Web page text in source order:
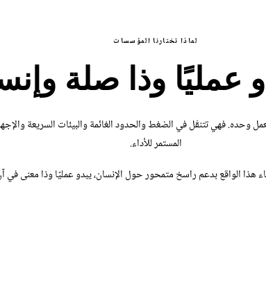
لماذا تختارنا المؤسسات
عمليًا وذا صلة
وحده. فهي تتنقّل في الضغط والحدود الغائمة والبيئات السريعة
المستمر للأداء.
هذا الواقع بدعم راسخ متمحور حول الإنسان، يبدو عمليًا وذا معنى في